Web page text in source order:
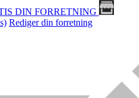
DIN FORRETNING
Rediger din forretning